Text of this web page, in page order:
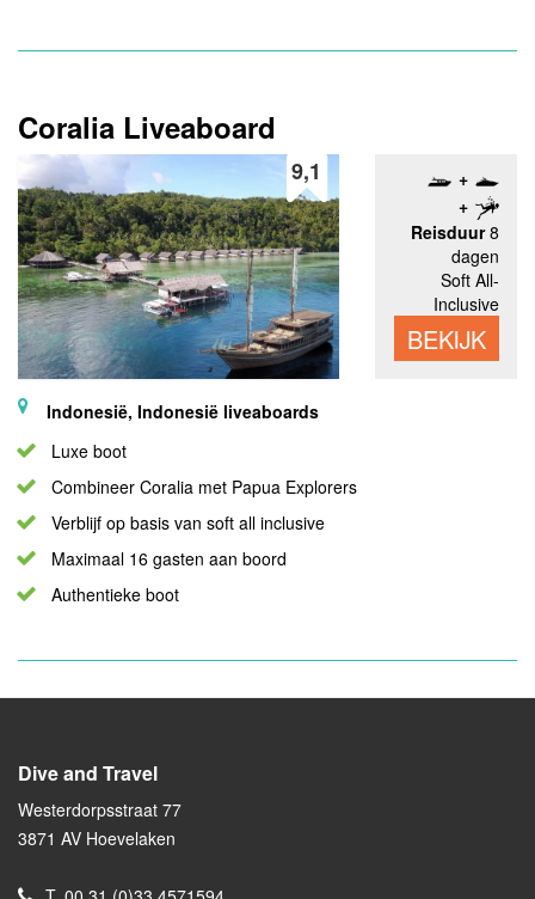
Coralia Liveaboard
9,1
Reisduur8
dagen
Soft All-
Inclusive
BEKIJK
Indonesië, Indonesië liveaboards
Luxe boot
Combineer Coralia met Papua Explorers
Verblijf op basis van soft all inclusive
Maximaal 16 gasten aan boord
Authentieke boot
Dive and Travel
Westerdorpsstraat 77
3871 AV Hoevelaken